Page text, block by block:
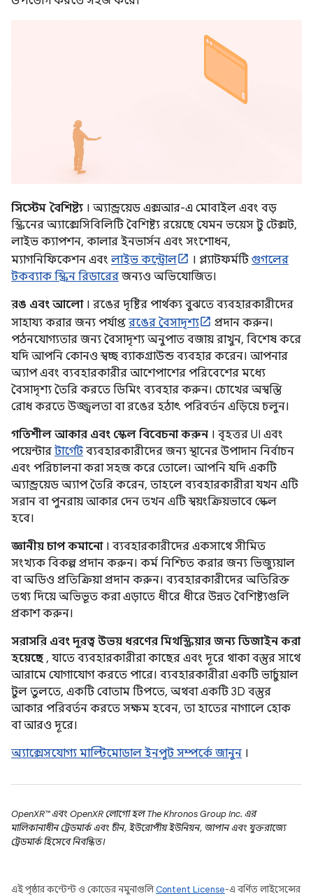
সিস্টেম বৈশিষ্ট্য । অ্যান্ড্রয়েড এক্সআর-এ মোবাইল এবং বড়
স্ক্রিনের অ্যাক্সেসিবিলিটি বৈশিষ্ট্য রয়েছে যেমন ভয়েস টু টেক্সট,
লাইভ ক্যাপশন, কালার ইনভার্সন এবং সংশোধন,
ম্যাগনিফিকেশন এবং লাইভ কন্ট্রোল । প্ল্যাটফর্মটি গুগলের
টকব্যাক স্ক্রিন রিডারের জন্যও অভিযোজিত।
রঙ এবং আলো। রঙের দৃষ্টির পার্থক্য বুঝতে ব্যবহারকারীদের
সাহায্য করার জন্য পর্যাপ্ত রঙের বৈসাদৃশ্য
প্রদান করুন।
পঠনযোগ্যতার জন্য বৈসাদৃশ্য অনুপাত বজায় রাখুন, বিশেষ করে
যদি আপনি কোনও স্বচ্ছ ব্যাকগ্রাউন্ড ব্যবহার করেন। আপনার
অ্যাপ এবং ব্যবহারকারীর আশেপাশের পরিবেশের মধ্যে
বৈসাদৃশ্য তৈরি করতে ডিমিং ব্যবহার করুন। চোখের অস্বস্তি
রোধ করতে উজ্জ্বলতা বা রঙের হঠাৎ পরিবর্তন এড়িয়ে চলুন।
গতিশীল আকার এবং স্কেল বিবেচনা করুন । বৃহত্তর UI এবং
পয়েন্টার টার্গেট ব্যবহারকারীদের জন্য স্থানের উপাদান নির্বাচন
এবং পরিচালনা করা সহজ করে তোলে। আপনি যদি একটি
অ্যান্ড্রয়েড অ্যাপ তৈরি করেন, তাহলে ব্যবহারকারীরা যখন এটি
সরান বা পুনরায় আকার দেন তখন এটি স্বয়ংক্রিয়ভাবে স্কেল
হবে।
জ্ঞানীয় চাপ কমানো। ব্যবহারকারীদের একসাথে সীমিত
সংখ্যক বিকল্প প্রদান করুন। কর্ম নিশ্চিত করার জন্য ভিজ্যুয়াল
বা অডিও প্রতিক্রিয়া প্রদান করুন। ব্যবহারকারীদের অতিরিক্ত
তথ্য দিয়ে অভিভূত করা এড়াতে ধীরে ধীরে উন্নত বৈশিষ্ট্যগুলি
প্রকাশ করুন।
সরাসরি এবং দূরত্ব উভয় ধরণের মিথস্ক্রিয়ার জন্য ডিজাইন করা
হয়েছে , যাতে ব্যবহারকারীরা কাছের এবং দূরে থাকা বস্তুর সাথে
আরামে যোগাযোগ করতে পারে। ব্যবহারকারীরা একটি ভার্চুয়াল
টুল তুলতে, একটি বোতাম টিপতে, অথবা একটি 3D বস্তুর
আকার পরিবর্তন করতে সক্ষম হবেন, তা হাতের নাগালে হোক
বা আরও দূরে।
অ্যাক্সেসযোগ্য মাল্টিমোডাল ইনপুট সম্পর্কে জানুন ।
OpenXR™ এবং OpenXR লোগো হল The Khronos Group Inc. এর
মালিকানাধীন ট্রেডমার্ক এবং চীন, ইউরোপীয় ইউনিয়ন, জাপান এবং যুক্তরাজ্যে
ট্রেডমার্ক হিসেবে নিবন্ধিত।
এই পৃষ্ঠার কন্টেন্ট ও কোডের নমুনাগুলিContent License-এ বর্ণিত লাইসেন্সের